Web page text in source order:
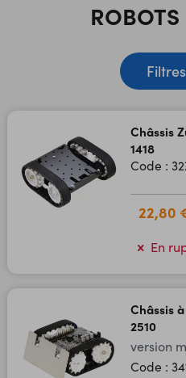
Filtres
Châssis
1418
Code :
22,80
En
Châssis
2510
version
Code :